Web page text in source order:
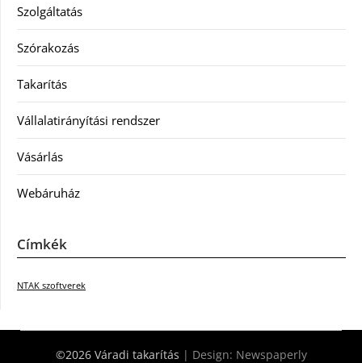
Szolgáltatás
Szórakozás
Takarítás
Vállalatirányítási rendszer
Vásárlás
Webáruház
Címkék
NTAK szoftverek
©2026 Váradi takarítás | Design: Newspaperly